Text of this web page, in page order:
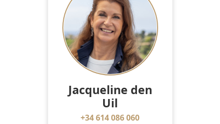
Jacqueline den
Uil
+34 614 086 060